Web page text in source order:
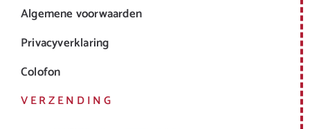
Algemene voorwaarden
Privacyverklaring
Colofon
VERZENDING